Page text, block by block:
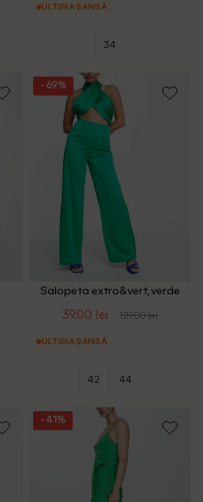
ULTIMA ȘANSĂ
34
- 69%
Salopeta extro&vert, verde
39.00 lei 127.00 lei
ULTIMA ȘANSĂ
42 44
- 41%